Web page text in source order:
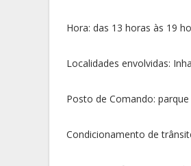
Hora: das 13 horas às 19
Localidades envolvidas:
Posto de Comando:
Condicionamento de